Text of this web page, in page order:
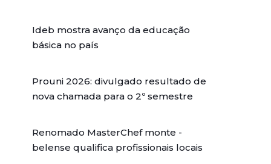
Ideb mostra avanço da educação
básica no país
Prouni 2026: divulgado resultado de
nova chamada para o 2º semestre
Renomado MasterChef monte -
belense qualifica profissionais locais